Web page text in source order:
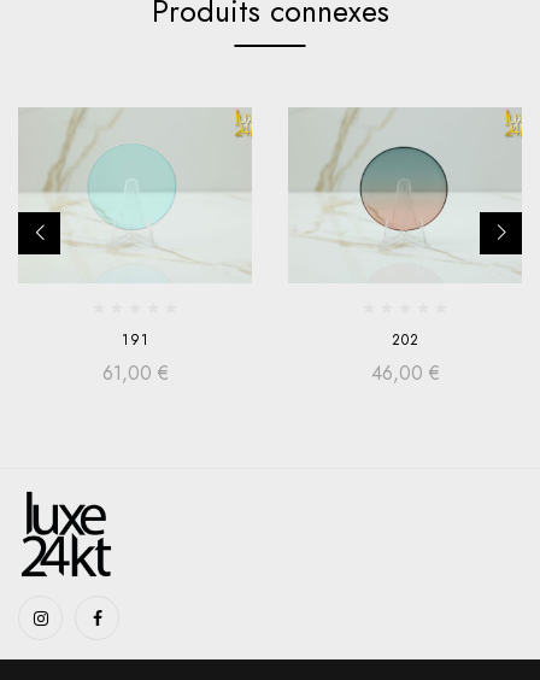
Produits connexes
191
61,00 €
202
46,00 €